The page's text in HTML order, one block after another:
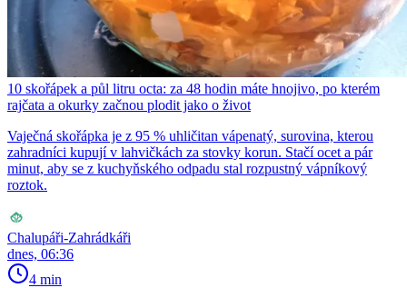
10 skořápek a půl litru octa: za 48 hodin máte hnojivo, po kterém
rajčata a okurky začnou plodit jako o život
Vaječná skořápka je z 95 % uhličitan vápenatý, surovina, kterou
zahradníci kupují v lahvičkách za stovky korun. Stačí ocet a pár
minut, aby se z kuchyňského odpadu stal rozpustný vápníkový
roztok.
Chalupáři-Zahrádkáři
dnes, 06:36
4 min